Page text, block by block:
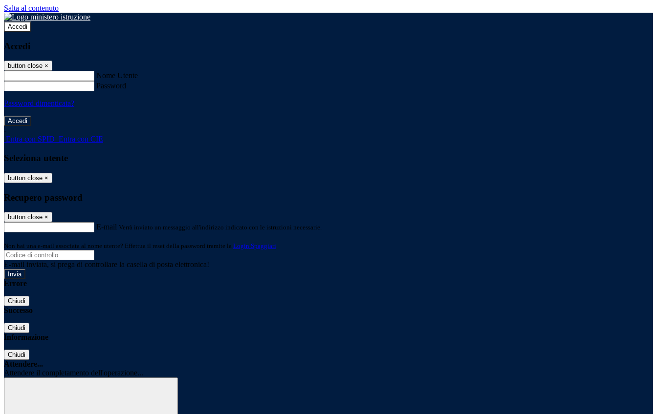
Salta al contenuto
Accedi
Accedi
button close ×
Nome Utente
Password
Password dimenticata?
-
Entra con SPID Entra con CIE
Seleziona utente
button close ×
Recupero password
button close ×
E-mail Verrà inviato un messaggio all'indirizzo indicato con le istruzioni necessarie.
Non hai una e-mail associata al nome utente? Effettua il reset della password tramite la Login Spaggiari
E-mail inviata, si prega di controllare la casella di posta elettronica!
Errore
Chiudi
Successo
Chiudi
Informazione
Chiudi
Attendere...
Attendere il completamento dell'operazione...